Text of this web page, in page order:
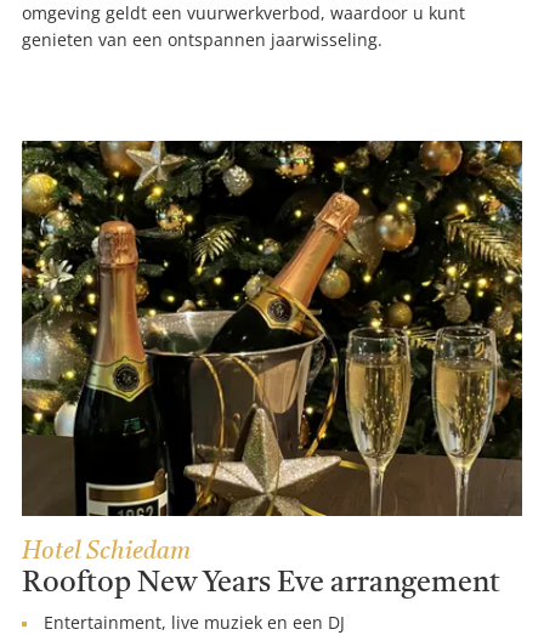
omgeving geldt een vuurwerkverbod, waardoor u kunt
genieten van een ontspannen jaarwisseling.
Hotel Schiedam
Rooftop New Years Eve arrangement
Entertainment, live muziek en een DJ